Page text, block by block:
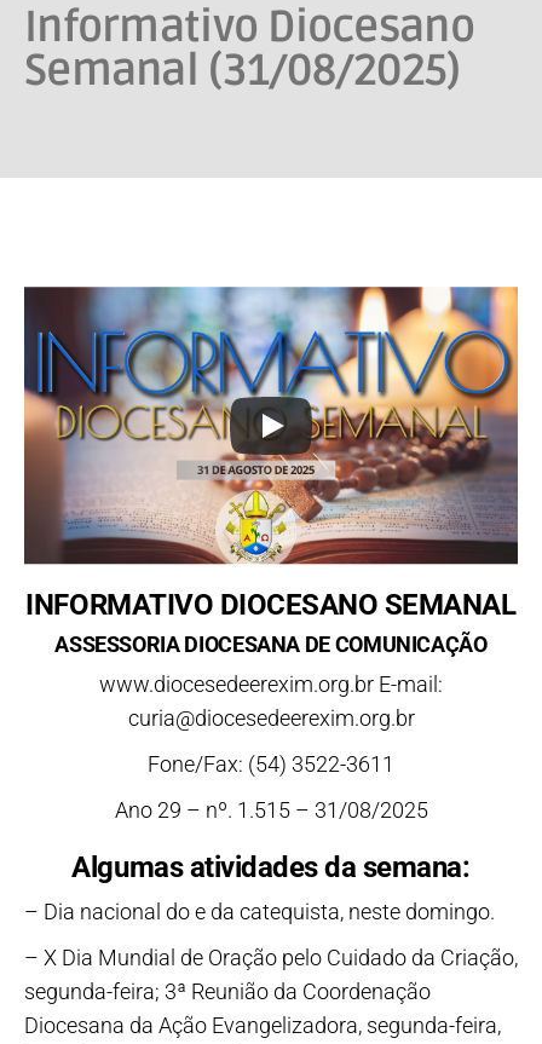
Informativo Diocesano
Semanal (31/08/2025)
INFORMATIVO DIOCESANO SEMANAL
ASSESSORIA DIOCESANA DE COMUNICAÇÃO
www.diocesedeerexim.org.br E-mail:
curia@diocesedeerexim.org.br
Fone/Fax: (54) 3522-3611
Ano 29 – nº. 1.515 – 31/08/2025
Algumas atividades da semana:
– Dia nacional do e da catequista, neste domingo.
– X Dia Mundial de Oração pelo Cuidado da Criação,
segunda-feira; 3ª Reunião da Coordenação
Diocesana da Ação Evangelizadora, segunda-feira,